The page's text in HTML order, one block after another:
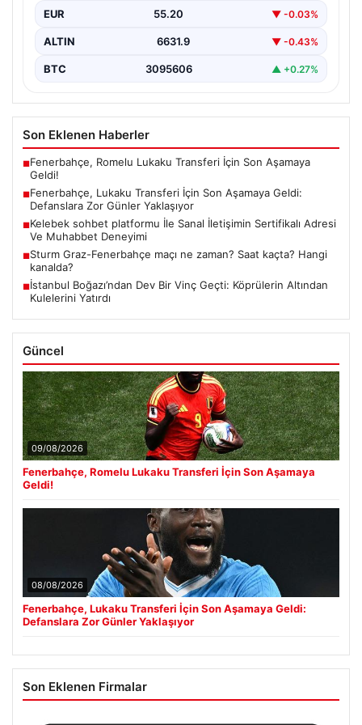
hazırlanıyor.…
EUR 55.20 ▼ -0.03%
ALTIN 6631.9 ▼ -0.43%
BTC 3095606 ▲ +0.27%
Son Eklenen Haberler
■Fenerbahçe, Romelu Lukaku Transferi İçin Son Aşamaya
Geldi!
■Fenerbahçe, Lukaku Transferi İçin Son Aşamaya Geldi:
Defanslara Zor Günler Yaklaşıyor
■Kelebek sohbet platformu İle Sanal İletişimin Sertifikalı Adresi
Ve Muhabbet Deneyimi
■Sturm Graz-Fenerbahçe maçı ne zaman? Saat kaçta? Hangi
kanalda?
■İstanbul Boğazı’ndan Dev Bir Vinç Geçti: Köprülerin Altından
Kulelerini Yatırdı
Güncel
09/08/2026
Fenerbahçe, Romelu Lukaku Transferi İçin Son Aşamaya
Geldi!
08/08/2026
Fenerbahçe, Lukaku Transferi İçin Son Aşamaya Geldi:
Defanslara Zor Günler Yaklaşıyor
Son Eklenen Firmalar